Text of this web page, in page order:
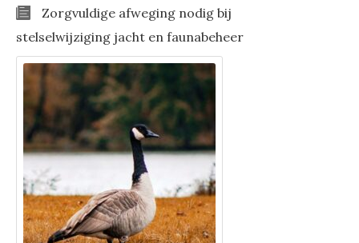
Zorgvuldige afweging nodig bij
stelselwijziging jacht en faunabeheer